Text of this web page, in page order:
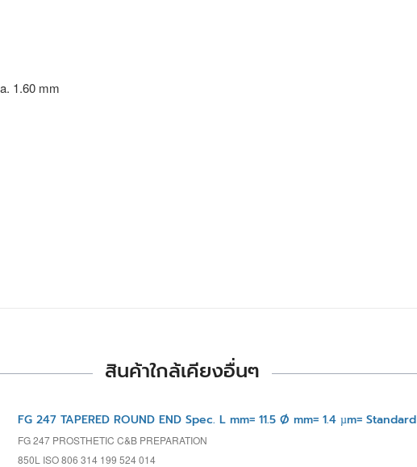
1.60 mm
สินค้าใกล้เคียงอื่นๆ
FG 247 TAPERED ROUND END Spec. L mm= 11.5 Ø mm= 1.4 µm= Standard
FG 247 PROSTHETIC C&B PREPARATION
850L ISO 806 314 199 524 014